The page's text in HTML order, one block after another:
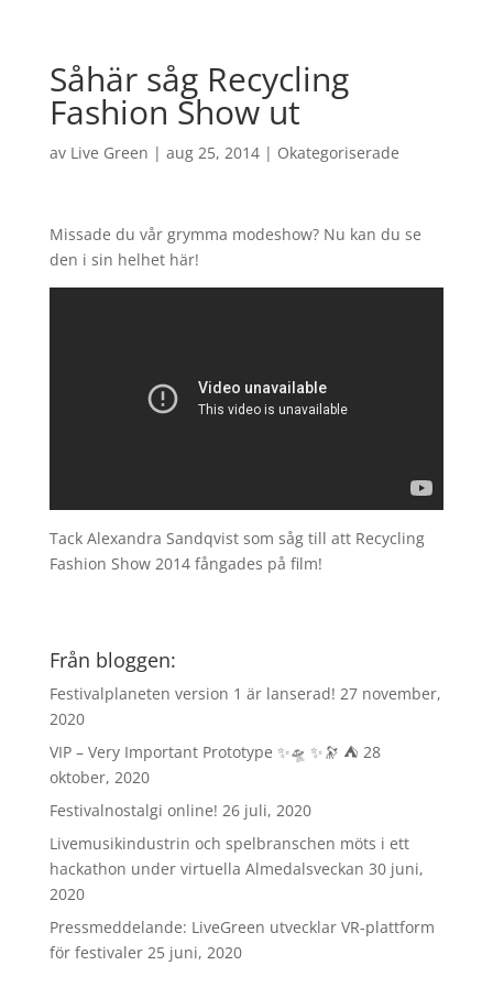
Såhär såg Recycling
Fashion Show ut
av Live Green | aug 25, 2014| Okategoriserade
Missade du vår grymma modeshow? Nu kan du se
den i sin helhet här!
Tack Alexandra Sandqvist som såg till att Recycling
Fashion Show 2014 fångades på film!
Från bloggen:
Festivalplaneten version 1 är lanserad! 27 november,
2020
VIP – Very Important Prototype ✨🛸 ✨🔭 ⛺️ 28
oktober, 2020
Festivalnostalgi online! 26 juli, 2020
Livemusikindustrin och spelbranschen möts i ett
hackathon under virtuella Almedalsveckan 30 juni,
2020
Pressmeddelande: LiveGreen utvecklar VR-plattform
för festivaler 25 juni, 2020